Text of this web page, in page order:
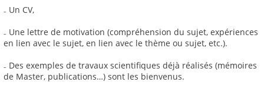
₋ Un CV,
₋ Une lettre de motivation (compréhension du sujet, expériences
en lien avec le sujet, en lien avec le thème ou sujet, etc.).
₋ Des exemples de travaux scientifiques déjà réalisés (mémoires
de Master, publications…) sont les bienvenus.